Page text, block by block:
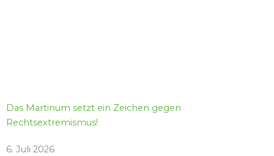
Das Martinum setzt ein Zeichen gegen
Rechtsextremismus!
6. Juli 2026